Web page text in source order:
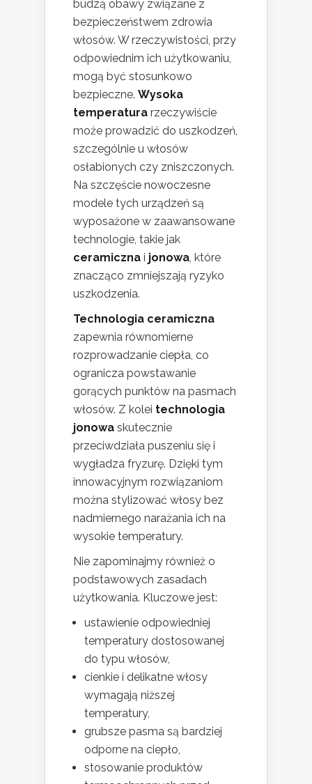
budzą obawy związane z
bezpieczeństwem zdrowia
włosów. W rzeczywistości, przy
odpowiednim ich użytkowaniu,
mogą być stosunkowo
bezpieczne. Wysoka
temperatura rzeczywiście
może prowadzić do uszkodzeń,
szczególnie u włosów
osłabionych czy zniszczonych.
Na szczęście nowoczesne
modele tych urządzeń są
wyposażone w zaawansowane
technologie, takie jak
ceramiczna i jonowa, które
znacząco zmniejszają ryzyko
uszkodzenia.
Technologia ceramiczna
zapewnia równomierne
rozprowadzanie ciepła, co
ogranicza powstawanie
gorących punktów na pasmach
włosów. Z kolei technologia
jonowa skutecznie
przeciwdziała puszeniu się i
wygładza fryzurę. Dzięki tym
innowacyjnym rozwiązaniom
można stylizować włosy bez
nadmiernego narażania ich na
wysokie temperatury.
Nie zapominajmy również o
podstawowych zasadach
użytkowania. Kluczowe jest:
ustawienie odpowiedniej
temperatury dostosowanej
do typu włosów,
cienkie i delikatne włosy
wymagają niższej
temperatury,
grubsze pasma są bardziej
odporne na ciepło,
stosowanie produktów